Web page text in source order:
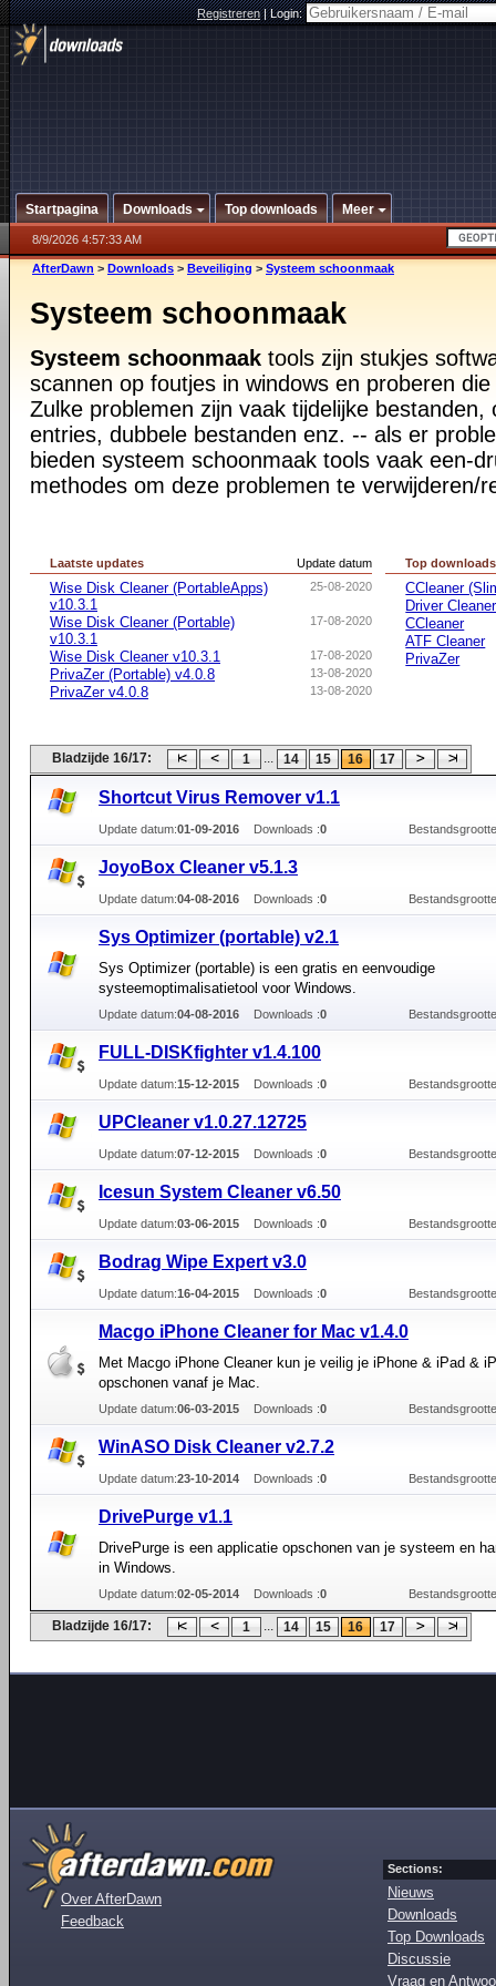
Registreren|Login:
Startpagina Downloads Top downloads Meer
8/9/2026 4:57:33 AM
AfterDawn > Downloads > Beveiliging > Systeem schoonmaak
Systeem schoonmaak
Systeem schoonmaak tools zijn stukjes
scannen op foutjes in windows en proberen
Zulke problemen zijn vaak tijdelijke bestanden,
entries, dubbele bestanden enz. -- als er
bieden systeem schoonmaak tools vaak een-
methodes om deze problemen te verwijderen/
Update datum
Laatste updates
25-08-2020
Wise Disk Cleaner (PortableApps)
v10.3.1
17-08-2020
Wise Disk Cleaner (Portable)
v10.3.1
17-08-2020
Wise Disk Cleaner v10.3.1
13-08-2020
PrivaZer (Portable) v4.0.8
13-08-2020
PrivaZer v4.0.8
Top downloads
CCleaner
Driver
CCleaner
ATF Cleaner
PrivaZer
Bladzijde 16/17: 1 ... 14 15 16 17
Shortcut Virus Remover v1.1
Update datum:01-09-2016 Downloads :0
JoyoBox Cleaner v5.1.3
Update datum:04-08-2016 Downloads :0
Sys Optimizer (portable) v2.1
Sys Optimizer (portable) is een gratis en eenvoudige
systeemoptimalisatietool voor Windows.
Update datum:04-08-2016 Downloads :0
FULL-DISKfighter v1.4.100
Update datum:15-12-2015 Downloads :0
UPCleaner v1.0.27.12725
Update datum:07-12-2015 Downloads :0
Icesun System Cleaner v6.50
Update datum:03-06-2015 Downloads :0
Bodrag Wipe Expert v3.0
Update datum:16-04-2015 Downloads :0
Macgo iPhone Cleaner for Mac v1.4.0
Met Macgo iPhone Cleaner kun je veilig je iPhone & iPad &
opschonen vanaf je Mac.
Update datum:06-03-2015 Downloads :0
WinASO Disk Cleaner v2.7.2
Update datum:23-10-2014 Downloads :0
DrivePurge v1.1
DrivePurge is een applicatie opschonen van je systeem en
in Windows.
Update datum:02-05-2014 Downloads :0
Bladzijde 16/17: 1 ... 14 15 16 17
Over AfterDawn
Feedback
Sections:
Nieuws
Downloads
Top Downloads
Discussie
Vraag en